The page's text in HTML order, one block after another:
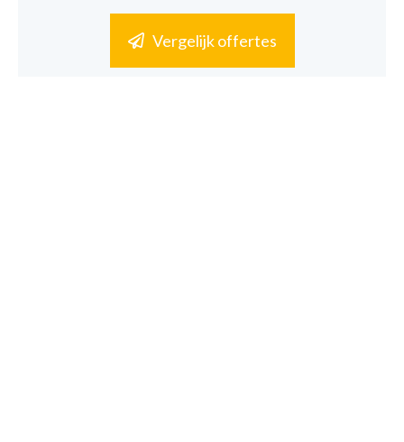
Vergelijk offertes